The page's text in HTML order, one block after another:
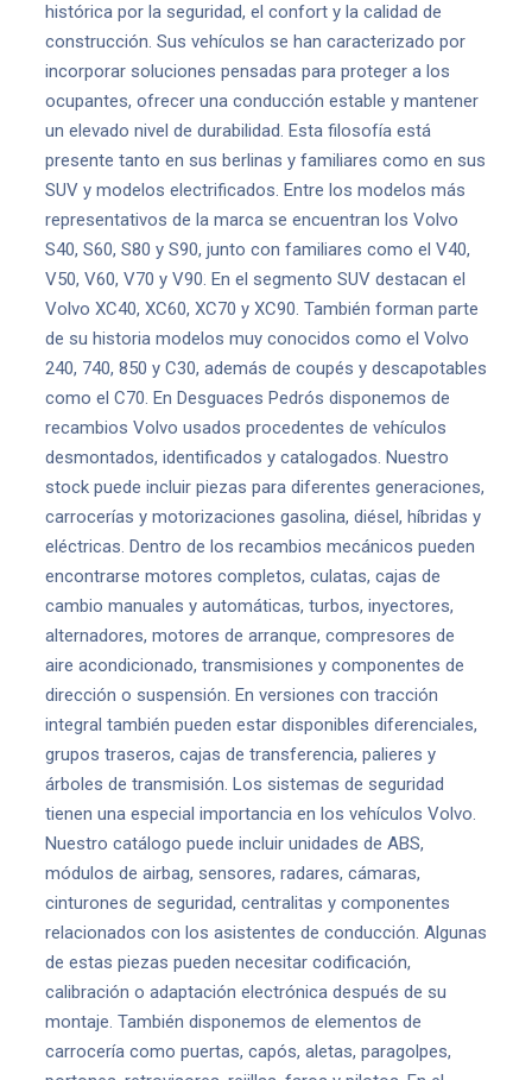
histórica por la seguridad, el confort y la calidad de
construcción. Sus vehículos se han caracterizado por
incorporar soluciones pensadas para proteger a los
ocupantes, ofrecer una conducción estable y mantener
un elevado nivel de durabilidad. Esta filosofía está
presente tanto en sus berlinas y familiares como en sus
SUV y modelos electrificados. Entre los modelos más
representativos de la marca se encuentran los Volvo
S40, S60, S80 y S90, junto con familiares como el V40,
V50, V60, V70 y V90. En el segmento SUV destacan el
Volvo XC40, XC60, XC70 y XC90. También forman parte
de su historia modelos muy conocidos como el Volvo
240, 740, 850 y C30, además de coupés y descapotables
como el C70. En Desguaces Pedrós disponemos de
recambios Volvo usados procedentes de vehículos
desmontados, identificados y catalogados. Nuestro
stock puede incluir piezas para diferentes generaciones,
carrocerías y motorizaciones gasolina, diésel, híbridas y
eléctricas. Dentro de los recambios mecánicos pueden
encontrarse motores completos, culatas, cajas de
cambio manuales y automáticas, turbos, inyectores,
alternadores, motores de arranque, compresores de
aire acondicionado, transmisiones y componentes de
dirección o suspensión. En versiones con tracción
integral también pueden estar disponibles diferenciales,
grupos traseros, cajas de transferencia, palieres y
árboles de transmisión. Los sistemas de seguridad
tienen una especial importancia en los vehículos Volvo.
Nuestro catálogo puede incluir unidades de ABS,
módulos de airbag, sensores, radares, cámaras,
cinturones de seguridad, centralitas y componentes
relacionados con los asistentes de conducción. Algunas
de estas piezas pueden necesitar codificación,
calibración o adaptación electrónica después de su
montaje. También disponemos de elementos de
carrocería como puertas, capós, aletas, paragolpes,